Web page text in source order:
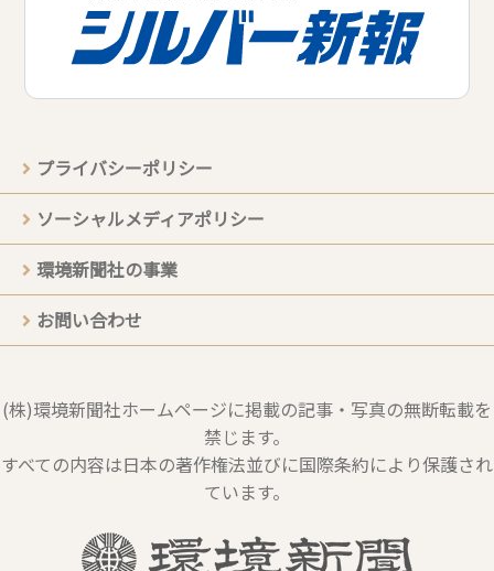
プライバシーポリシー
ソーシャルメディアポリシー
環境新聞社の事業
お問い合わせ
(株)環境新聞社ホームページに掲載の記事・写真の無断転載を
禁じます。
すべての内容は日本の著作権法並びに国際条約により保護され
ています。